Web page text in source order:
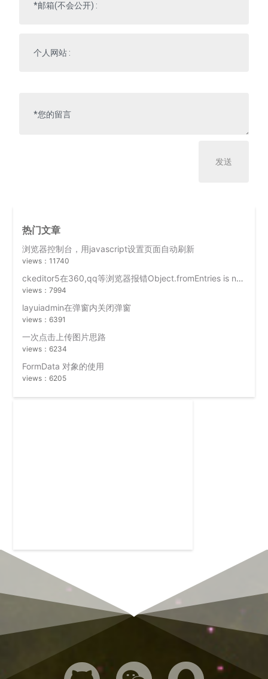
热门文章
浏览器控制台，用javascript设置页面自动刷新
views：11740
ckeditor5在360,qq等浏览器报错Object.fromEntries is not a function 无法初始化编辑器
views：7994
layuiadmin在弹窗内关闭弹窗
views：6391
一次点击上传图片思路
views：6234
FormData 对象的使用
views：6205